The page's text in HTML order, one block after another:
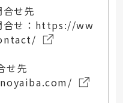
せ先
せ： https://ww
せ先